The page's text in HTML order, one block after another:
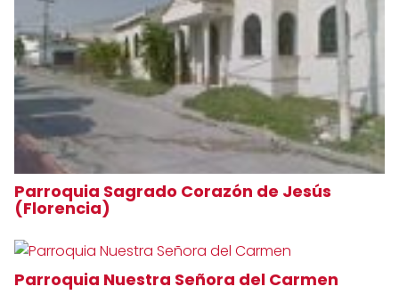
Parroquia Sagrado Corazón de Jesús
(Florencia)
Parroquia Nuestra Señora del Carmen